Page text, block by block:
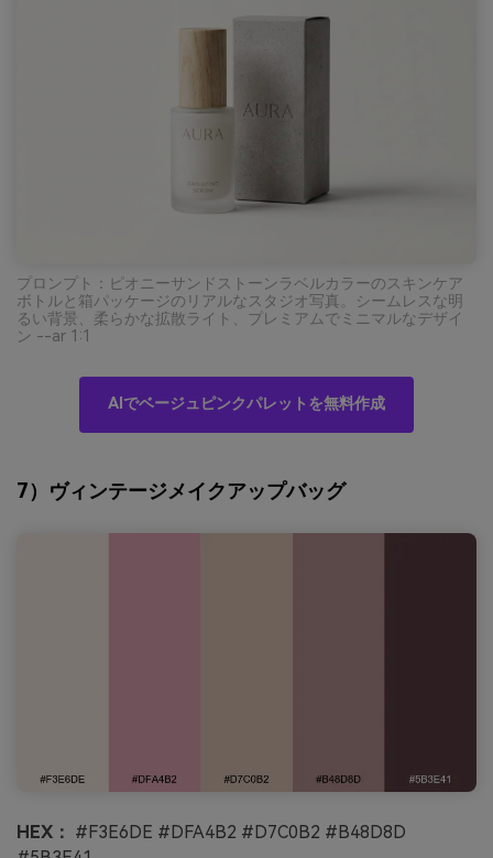
プロンプト：ピオニーサンドストーンラベルカラーのスキンケア
ボトルと箱パッケージのリアルなスタジオ写真。シームレスな明
るい背景、柔らかな拡散ライト、プレミアムでミニマルなデザイ
ン --ar 1:1
AIでベージュピンクパレットを無料作成
7）ヴィンテージメイクアップバッグ
HEX： #F3E6DE #DFA4B2 #D7C0B2 #B48D8D